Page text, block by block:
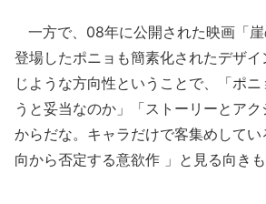
一方で、08年に公開された映画「
登場したポニョも簡素化されたデザ
じような方向性ということで、「ポ
うと妥当なのか」「ストーリーとア
からだな。キャラだけで客集めして
向から否定する意欲作 」と見る向きも